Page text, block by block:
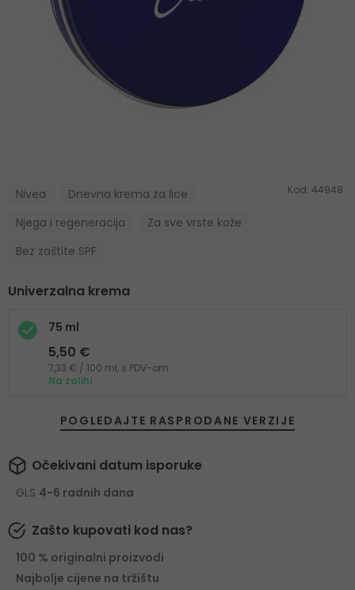
Nivea
Dnevna krema za lice
Njega i regeneracija
Za sve vrste kože
Bez zaštite SPF
Kod: 44948
Univerzalna krema
75 ml
5,50 €
7,33 € / 100 ml, s PDV-om
Na zalihi
POGLEDAJTE RASPRODANE VERZIJE
Očekivani datum isporuke
GLS 4-6 radnih dana
Zašto kupovati kod nas?
100 % originalni proizvodi
Najbolje cijene na tržištu